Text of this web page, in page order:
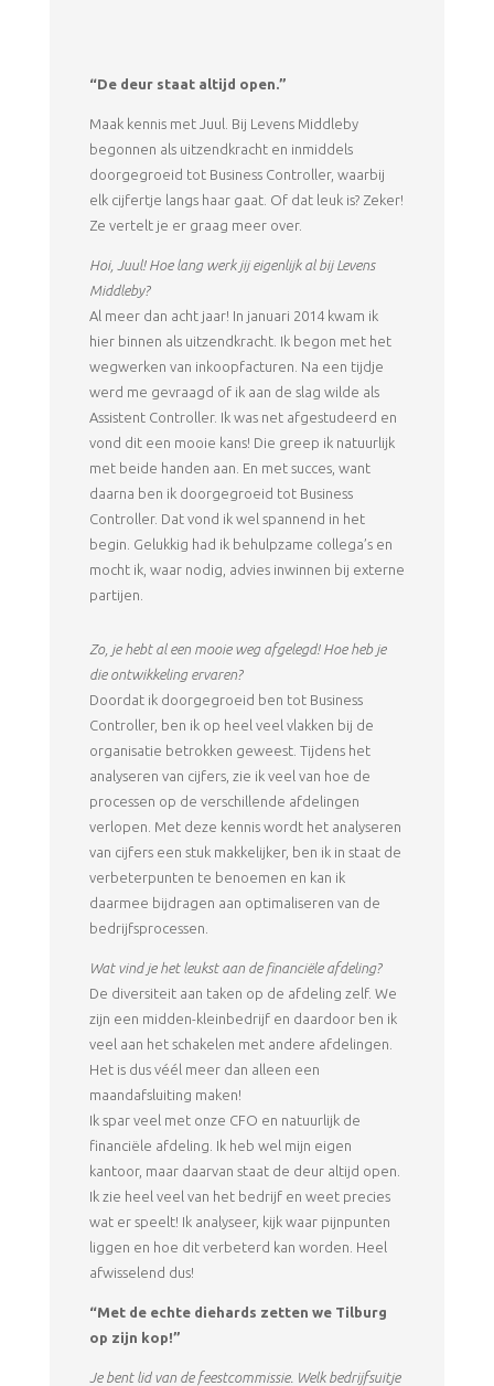
“De deur staat altijd open.”
Maak kennis met Juul. Bij Levens Middleby
begonnen als uitzendkracht en inmiddels
doorgegroeid tot Business Controller, waarbij
elk cijfertje langs haar gaat. Of dat leuk is? Zeker!
Ze vertelt je er graag meer over.
Hoi, Juul! Hoe lang werk jij eigenlijk al bij Levens
Middleby?
Al meer dan acht jaar! In januari 2014 kwam ik
hier binnen als uitzendkracht. Ik begon met het
wegwerken van inkoopfacturen. Na een tijdje
werd me gevraagd of ik aan de slag wilde als
Assistent Controller. Ik was net afgestudeerd en
vond dit een mooie kans! Die greep ik natuurlijk
met beide handen aan. En met succes, want
daarna ben ik doorgegroeid tot Business
Controller. Dat vond ik wel spannend in het
begin. Gelukkig had ik behulpzame collega’s en
mocht ik, waar nodig, advies inwinnen bij externe
partijen.
Zo, je hebt al een mooie weg afgelegd! Hoe heb je
die ontwikkeling ervaren?
Doordat ik doorgegroeid ben tot Business
Controller, ben ik op heel veel vlakken bij de
organisatie betrokken geweest. Tijdens het
analyseren van cijfers, zie ik veel van hoe de
processen op de verschillende afdelingen
verlopen. Met deze kennis wordt het analyseren
van cijfers een stuk makkelijker, ben ik in staat de
verbeterpunten te benoemen en kan ik
daarmee bijdragen aan optimaliseren van de
bedrijfsprocessen.
Wat vind je het leukst aan de financiële afdeling?
De diversiteit aan taken op de afdeling zelf. We
zijn een midden-kleinbedrijf en daardoor ben ik
veel aan het schakelen met andere afdelingen.
Het is dus véél meer dan alleen een
maandafsluiting maken!
Ik spar veel met onze CFO en natuurlijk de
financiële afdeling. Ik heb wel mijn eigen
kantoor, maar daarvan staat de deur altijd open.
Ik zie heel veel van het bedrijf en weet precies
wat er speelt! Ik analyseer, kijk waar pijnpunten
liggen en hoe dit verbeterd kan worden. Heel
afwisselend dus!
“Met de echte diehards zetten we Tilburg
op zijn kop!”
Je bent lid van de feestcommissie. Welk bedrijfsuitje